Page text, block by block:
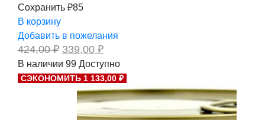
Сохранить ₽85
В корзину
Добавить в пожелания
424,00₽ Первоначальная
цена
составляла
424,00 ₽.
339,00 ₽Текущая
цена:
339,00 ₽.
В наличии 99 Доступно
СЭКОНОМИТЬ 1 133,00 ₽